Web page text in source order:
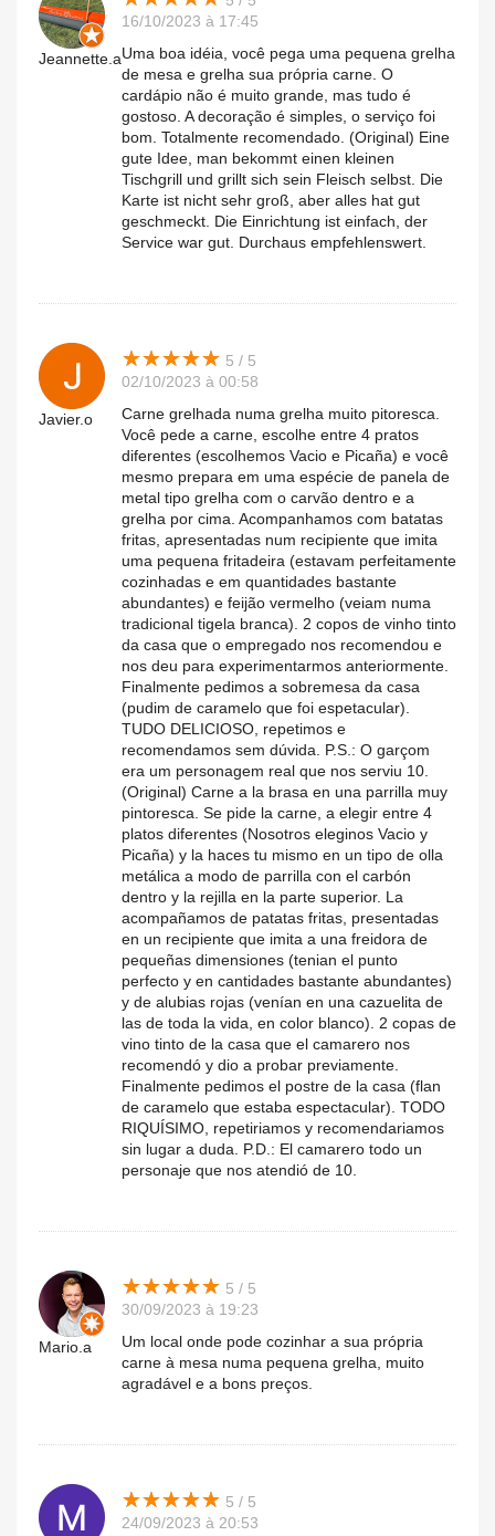
Jeannette.a
16/10/2023 à 17:45
Uma boa idéia, você pega uma pequena grelha
de mesa e grelha sua própria carne. O
cardápio não é muito grande, mas tudo é
gostoso. A decoração é simples, o serviço foi
bom. Totalmente recomendado. (Original) Eine
gute Idee, man bekommt einen kleinen
Tischgrill und grillt sich sein Fleisch selbst. Die
Karte ist nicht sehr groß, aber alles hat gut
geschmeckt. Die Einrichtung ist einfach, der
Service war gut. Durchaus empfehlenswert.
Javier.o
★★★★★
★★★★★ 5 / 5
02/10/2023 à 00:58
Carne grelhada numa grelha muito pitoresca.
Você pede a carne, escolhe entre 4 pratos
diferentes (escolhemos Vacio e Picaña) e você
mesmo prepara em uma espécie de panela de
metal tipo grelha com o carvão dentro e a
grelha por cima. Acompanhamos com batatas
fritas, apresentadas num recipiente que imita
uma pequena fritadeira (estavam perfeitamente
cozinhadas e em quantidades bastante
abundantes) e feijão vermelho (veiam numa
tradicional tigela branca). 2 copos de vinho tinto
da casa que o empregado nos recomendou e
nos deu para experimentarmos anteriormente.
Finalmente pedimos a sobremesa da casa
(pudim de caramelo que foi espetacular).
TUDO DELICIOSO, repetimos e
recomendamos sem dúvida. P.S.: O garçom
era um personagem real que nos serviu 10.
(Original) Carne a la brasa en una parrilla muy
pintoresca. Se pide la carne, a elegir entre 4
platos diferentes (Nosotros eleginos Vacio y
Picaña) y la haces tu mismo en un tipo de olla
metálica a modo de parrilla con el carbón
dentro y la rejilla en la parte superior. La
acompañamos de patatas fritas, presentadas
en un recipiente que imita a una freidora de
pequeñas dimensiones (tenian el punto
perfecto y en cantidades bastante abundantes)
y de alubias rojas (venían en una cazuelita de
las de toda la vida, en color blanco). 2 copas de
vino tinto de la casa que el camarero nos
recomendó y dio a probar previamente.
Finalmente pedimos el postre de la casa (flan
de caramelo que estaba espectacular). TODO
RIQUÍSIMO, repetiriamos y recomendariamos
sin lugar a duda. P.D.: El camarero todo un
personaje que nos atendió de 10.
Mario.a
★★★★★
★★★★★ 5 / 5
30/09/2023 à 19:23
Um local onde pode cozinhar a sua própria
carne à mesa numa pequena grelha, muito
agradável e a bons preços.
★★★★★
★★★★★ 5 / 5
24/09/2023 à 20:53